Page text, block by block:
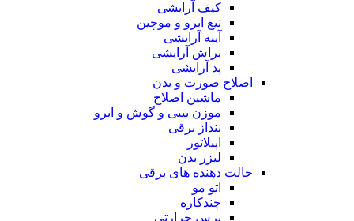
کیف آرایشی
تیغ ابرو و موچین
آینه آرایشی
براش آرایشی
پد آرایشی
اصلاح صورت و بدن
ماشین اصلاح
موزن بینی و گوش و ابرو
بنداز برقی
اپیلاتور
لیزر بدن
حالت دهنده های برقی
اتو مو
چندکاره
برس حرارتی